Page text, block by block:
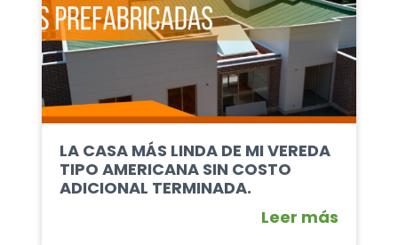
LA CASA MÁS LINDA DE MI VEREDA
TIPO AMERICANA SIN COSTO
ADICIONAL TERMINADA.
Leer más